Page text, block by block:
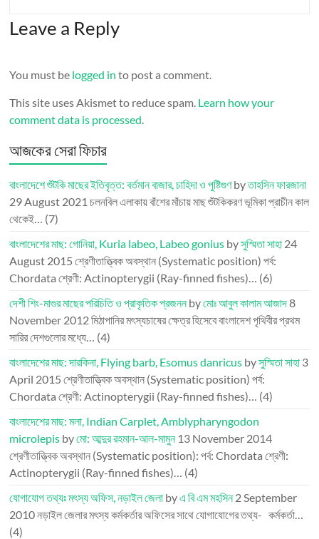
Leave a Reply
You must be logged in to post a comment.
This site uses Akismet to reduce spam. Learn how your
comment data is processed.
আজকের সেরা ফিচার
বাংলাদেশে শুঁটকি মাছের ইতিবৃত্ত: বর্তমান বাজার, চাহিদা ও পুষ্টিগুণbyতাহসিন ফারজানা
29 August 2021 চলনবিল এলাকায় বাঁশের মাঁচায় মাছ শুঁটকিকরণ ভূমিকা প্রাচীন কাল
থেকেই… (7)
বাংলাদেশের মাছ: গোনিয়া, Kuria labeo, Labeo gonius byসুস্মিতা সাহা 24
August 2015 শ্রেণীতাত্ত্বিক অবস্থান (Systematic position) পর্ব:
Chordata শ্রেণী: Actinopterygii (Ray-finned fishes)… (6)
দেশী শিং-মাগুর মাছের পরিচিতি ও প্রাকৃতিক প্রজননbyমোঃ আবুল কালাম আজাদ8
November 2012মিঠাপানির মৎস্যচাষের ক্ষেত্র হিসেবে বাংলাদেশ পৃথিবীর প্রথম
সারির দেশগুলোর মধ্যে… (4)
বাংলাদেশের মাছ: দারকিনা, Flying barb, Esomus danricus byসুস্মিতা সাহা 3
April 2015 শ্রেণীতাত্ত্বিক অবস্থান (Systematic position) পর্ব:
Chordata শ্রেণী: Actinopterygii (Ray-finned fishes)… (4)
বাংলাদেশের মাছ: মলা, Indian Carplet, Amblypharyngodon
microlepis byমো: আব্দুর রহমান-আল-মামুন 13 November 2014
শ্রেণীতাত্ত্বিক অবস্থান (Systematic position): পর্ব: Chordata শ্রেণী:
Actinopterygii (Ray-finned fishes)… (4)
যোগাযোগ তথ্যঃ মৎস্য অফিস, নড়াইল জেলা byএ বি এম মহসিন2 September
2010নড়াইল জেলার মৎস্য কর্মকর্তার অফিসের সাথে যোগাযোগের তথ্য- কর্মকর্তা…
(4)